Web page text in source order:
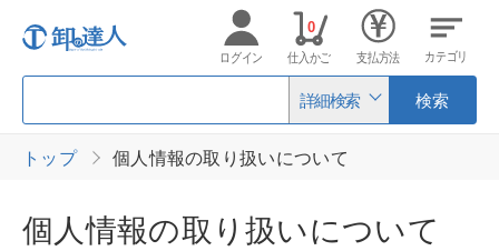
詳細検索 検索
ログイン 仕入かご
0
支払方法 カテゴリ
トップ 個人情報の取り扱いについて
個人情報の取り扱いについて